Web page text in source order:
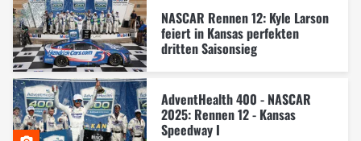
NASCAR Rennen 12: Kyle Larson
feiert in Kansas perfekten
dritten Saisonsieg
AdventHealth 400 - NASCAR
2025: Rennen 12 - Kansas
Speedway I